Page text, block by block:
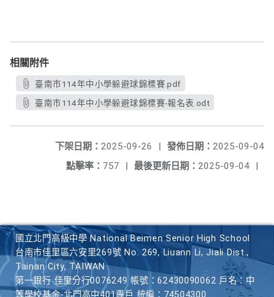
相關附件
臺南市114年中小學躲避球錦標賽.pdf
臺南市114年中小學躲避球錦標賽-報名表.odt
發佈日期： 2025-09-04
下架日期： 2025-09-26
|
最後更新日期： 2025-09-04 |
點擊率： 757 |
國立北門高級中學 National Beimen Senior High School
台南市佳里區六安里269號 No. 269, Liuann Li, Jiali Dist.,
Tainan City, TAIWAN
第一銀行 佳里分行0076249 帳號：62430090062 戶名：中
等學校基金-北門高中401專戶 統編：74504300